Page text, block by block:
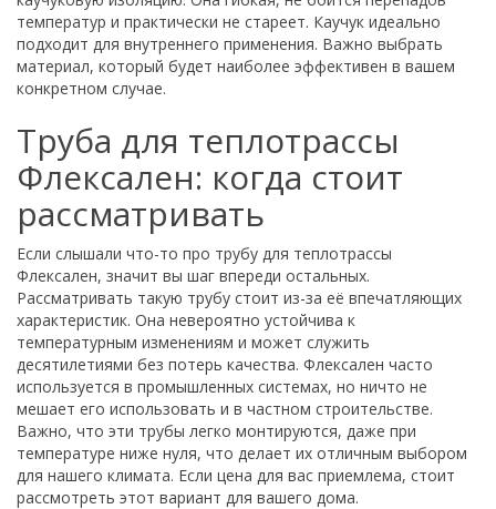
температур и практически не стареет. Каучук идеально
подходит для внутреннего применения. Важно выбрать
материал, который будет наиболее эффективен в вашем
конкретном случае.
Труба для теплотрассы
Флексален: когда стоит
рассматривать
Если слышали что-то про трубу для теплотрассы
Флексален, значит вы шаг впереди остальных.
Рассматривать такую трубу стоит из-за её впечатляющих
характеристик. Она невероятно устойчива к
температурным изменениям и может служить
десятилетиями без потерь качества. Флексален часто
используется в промышленных системах, но ничто не
мешает его использовать и в частном строительстве.
Важно, что эти трубы легко монтируются, даже при
температуре ниже нуля, что делает их отличным выбором
для нашего климата. Если цена для вас приемлема, стоит
рассмотреть этот вариант для вашего дома.